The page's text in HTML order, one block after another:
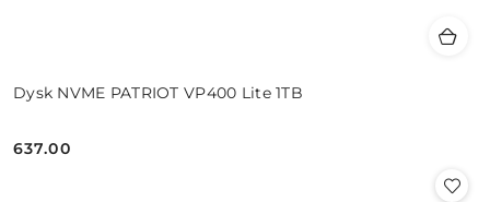
Dysk NVME PATRIOT VP400 Lite 1TB
Cena:
637.00